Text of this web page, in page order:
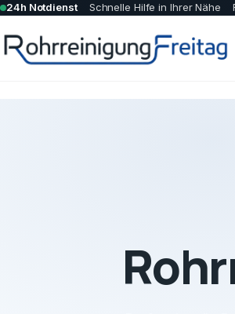
24h Notdienst Schnelle Hilfe in Ihrer Nähe